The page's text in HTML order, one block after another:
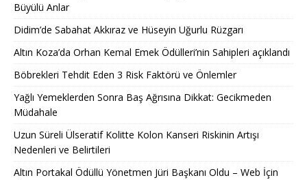
Büyülü Anlar
Didim’de Sabahat Akkıraz ve Hüseyin Uğurlu Rüzgarı
Altın Koza’da Orhan Kemal Emek Ödülleri’nin Sahipleri açıklandı
Böbrekleri Tehdit Eden 3 Risk Faktörü ve Önlemler
Yağlı Yemeklerden Sonra Baş Ağrısına Dikkat: Gecikmeden
Müdahale
Uzun Süreli Ülseratif Kolitte Kolon Kanseri Riskinin Artışı
Nedenleri ve Belirtileri
Altın Portakal Ödüllü Yönetmen Jüri Başkanı Oldu – Web İçin